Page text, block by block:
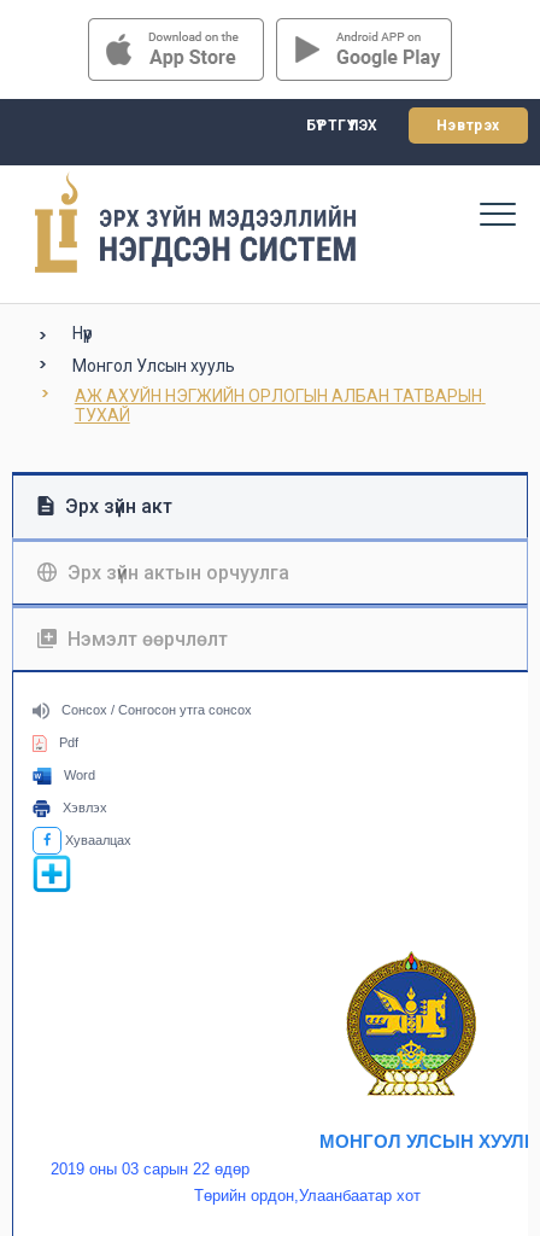
БҮРТГҮҮЛЭХ Нэвтрэх
Нүүр
Монгол Улсын хууль
АЖ АХУЙН НЭГЖИЙН ОРЛОГЫН АЛБАН ТАТВАРЫН
ТУХАЙ
Эрх зүйн акт
Эрх зүйн актын орчуулга
Нэмэлт өөрчлөлт
Сонсох / Сонгосон утга сонсох
Pdf
Word
Хэвлэх
Хуваалцах
МОНГОЛ УЛСЫН ХУУЛЬ
2019 оны 03 сарын 22 өдөр
Төрийн ордон,Улаанбаатар хот